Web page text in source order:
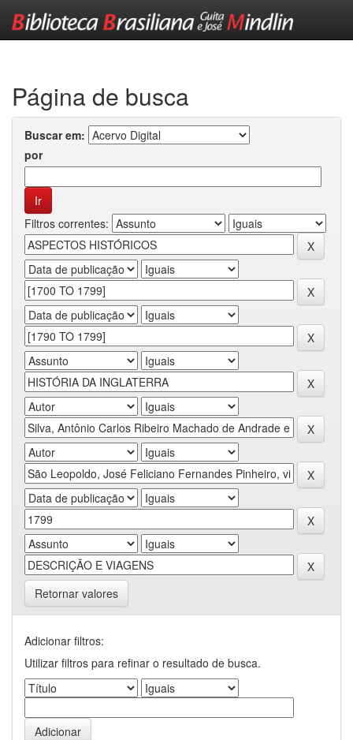
Página de busca
Buscar em:
por
Filtros correntes:
Retornar valores
Adicionar filtros:
Utilizar filtros para refinar o resultado de busca.